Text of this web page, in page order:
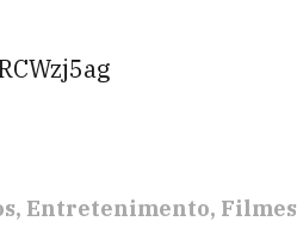
Entretenimento Filmes